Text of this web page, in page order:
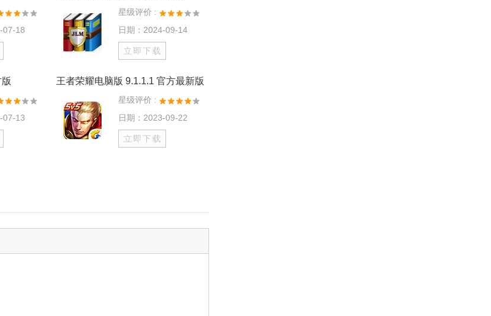
07-18
星级评价 :
日期：2024-09-14
立即下载
07-13
王者荣耀电脑版 9.1.1.1 官方最新版
星级评价 :
日期：2023-09-22
立即下载